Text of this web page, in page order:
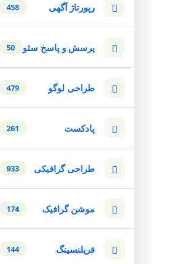
رپورتاژ آگهی 458
پرسش و پاسخ سئو 50
طراحی لوگو 479
پادکست 261
طراحی گرافیکی 933
موشن گرافیک 174
فریلنسینگ 144